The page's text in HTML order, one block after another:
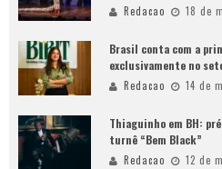
Redacao 18 de
Brasil conta com a
exclusivamente no
Redacao 14 de
Thiaguinho em BH:
turnê “Bem Black”
Redacao 12 de